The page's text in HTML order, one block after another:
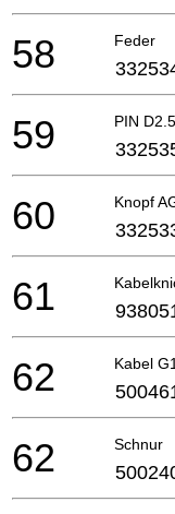
Feder
58
PIN D2.5
59
Knopf
60
61
Kabel
62
Schnur
62